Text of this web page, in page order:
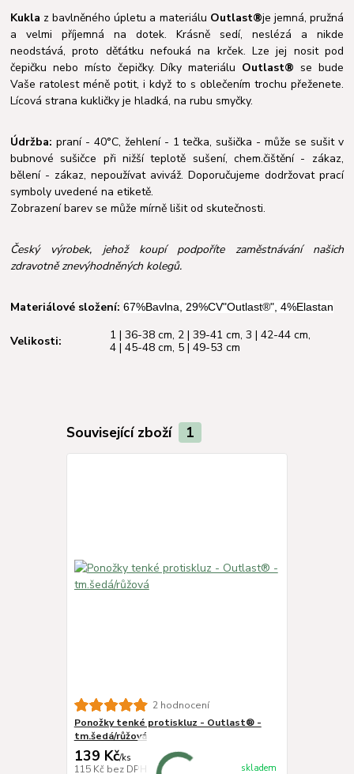
Kukla z bavlněného úpletu a materiálu Outlast®je jemná, pružná
a velmi příjemná na dotek. Krásně sedí, neslézá a nikde
neodstává, proto děťátku nefouká na krček. Lze jej nosit pod
čepičku nebo místo čepičky. Díky materiálu Outlast® se bude
Vaše ratolest méně potit, i když to s oblečením trochu přeženete.
Lícová strana kukličky je hladká, na rubu smyčky.
Údržba: praní - 40°C, žehlení - 1 tečka, sušička - může se sušit v
bubnové sušičce při nižší teplotě sušení, chem.čištění - zákaz,
bělení - zákaz, nepoužívat aviváž. Doporučujeme dodržovat prací
symboly uvedené na etiketě.
Zobrazení barev se může mírně lišit od skutečnosti.
Český výrobek, jehož koupí podpoříte zaměstnávání našich
zdravotně znevýhodněných kolegů.
Materiálové složení:67%Bavlna, 29%CV"Outlast®", 4%Elastan
Velikosti: 1 | 36-38 cm, 2 | 39-41 cm,3 | 42-44 cm,
4 | 45-48 cm, 5 | 49-53 cm
Související zboží 1
2 hodnocení
Ponožky tenké protiskluz - Outlast® -
tm.šedá/růžová
139 Kč/ks
115 Kč bez DPH skladem